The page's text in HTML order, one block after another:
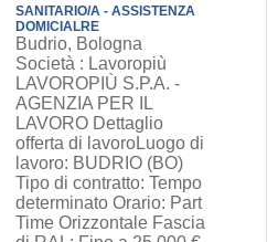
SANITARIO/A - ASSISTENZA
DOMICIALRE
Budrio, Bologna
Società : Lavoropiù
LAVOROPIÙ S.P.A. -
AGENZIA PER IL
LAVORO Dettaglio
offerta di lavoroLuogo di
lavoro: BUDRIO (BO)
Tipo di contratto: Tempo
determinato Orario: Part
Time Orizzontale Fascia